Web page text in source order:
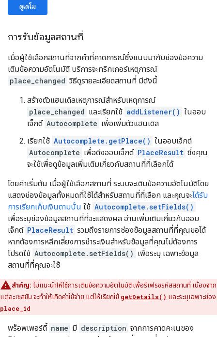
ดูเดโม
การรับข้อมูลสถานที่
เมื่อผู้ใช้เลือกสถานที่จากคำที่คาดการณ์ซึ่งแนบมากับช่องข้อความ
เติมข้อความอัตโนมัติ บริการจะทริกเกอร์เหตุการณ์
place_changed วิธีดูรายละเอียดสถานที่ มีดังนี้
สร้างตัวแฮนเดิลเหตุการณ์สำหรับเหตุการณ์
place_changed และเรียกใช้ addListener() ในออบ
เจ็กต์ Autocomplete เพื่อเพิ่มตัวแฮนเดิล
เรียกใช้ Autocomplete.getPlace() ในออบเจ็กต์
Autocomplete เพื่อดึงออบเจ็กต์ PlaceResult ซึ่งคุณ
จะใช้เพื่อดูข้อมูลเพิ่มเติมเกี่ยวกับสถานที่ที่เลือกได้
โดยค่าเริ่มต้น เมื่อผู้ใช้เลือกสถานที่ ระบบจะเติมข้อความอัตโนมัติโดย
แสดงช่องข้อมูลทั้งหมดที่ใช้ได้สำหรับสถานที่ที่เลือก และคุณจะได้รับ
การเรียกเก็บเงินตามนั้น ใช้ Autocomplete.setFields()
เพื่อระบุช่องข้อมูลสถานที่ที่จะแสดงผล อ่านเพิ่มเติมเกี่ยวกับออบ
เจ็กต์ PlaceResult รวมถึงรายการช่องข้อมูลสถานที่ที่คุณขอได้
หากต้องการหลีกเลี่ยงการชำระเงินสำหรับข้อมูลที่คุณไม่ต้องการ
โปรดใช้ Autocomplete.setFields() เพื่อระบุ เฉพาะข้อมูล
สถานที่ที่คุณจะใช้
สำคัญ: ไม่แนะนำให้ใช้การเติมข้อความอัตโนมัติเพื่อรีเฟรชรหัสสถานที่ เนื่องจาก
แต่ละเซสชัน จะทำให้เกิดค่าใช้จ่าย แต่ให้เรียกใช้ getDetails() และระบุเฉพาะช่อง
place_id
พร็อพเพอร์ตี้ name มี description จากการคาดคะเนของ